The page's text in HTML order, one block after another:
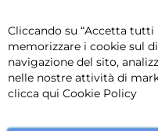
Cliccando su “Accetta
memorizzare i cookie sul
navigazione del sito,
nelle nostre attività di
clicca qui Cookie Policy